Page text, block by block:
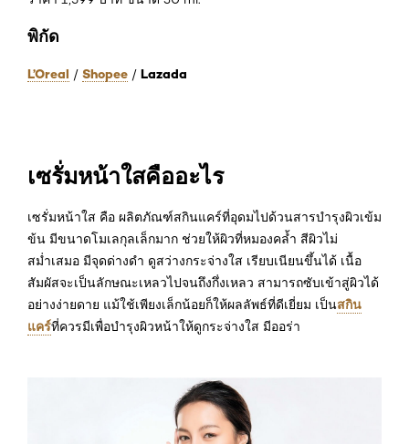
พิกัด
L’Oreal / Shopee / Lazada
เซรั่มหน้าใสคืออะไร
เซรั่มหน้าใส คือ ผลิตภัณฑ์สกินแคร์ที่อุดมไปด้วนสารบำรุงผิวเข้ม
ข้น มีขนาดโมเลกุลเล็กมาก ช่วยให้ผิวที่หมองคล้ำ สีผิวไม่
สม่ำเสมอ มีจุดด่างดำ ดูสว่างกระจ่างใส เรียบเนียนขึ้นได้ เนื้อ
สัมผัสจะเป็นลักษณะเหลวไปจนถึงกึ่งเหลว สามารถซับเข้าสู่ผิวได้
อย่างง่ายดาย แม้ใช้เพียงเล็กน้อยก็ให้ผลลัพธ์ที่ดีเยี่ยม เป็นสกิน
แคร์ที่ควรมีเพื่อบำรุงผิวหน้าให้ดูกระจ่างใส มีออร่า